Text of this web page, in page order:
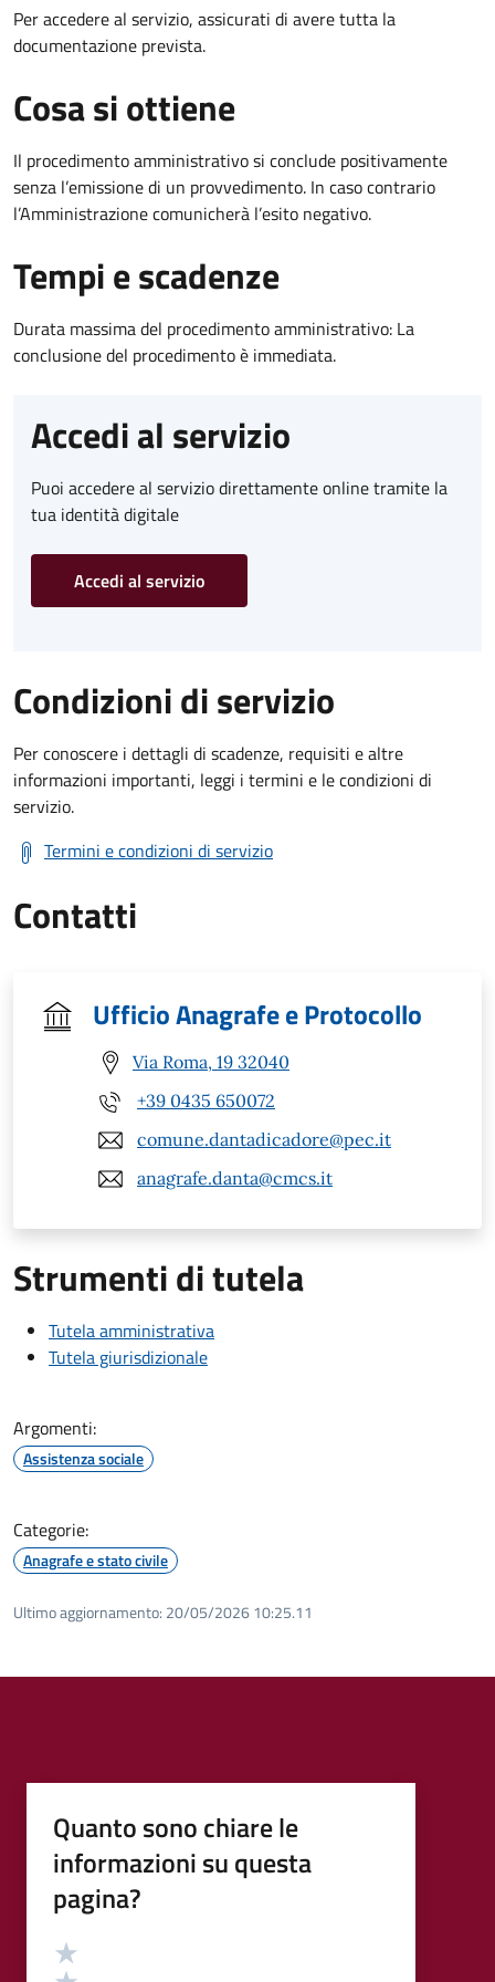
Per accedere al servizio, assicurati di avere tutta la
documentazione prevista.
Cosa si ottiene
Il procedimento amministrativo si conclude positivamente
senza l’emissione di un provvedimento. In caso contrario
l’Amministrazione comunicherà l’esito negativo.
Tempi e scadenze
Durata massima del procedimento amministrativo: La
conclusione del procedimento è immediata.
Accedi al servizio
Puoi accedere al servizio direttamente online tramite la
tua identità digitale
Accedi al servizio
Condizioni di servizio
Per conoscere i dettagli di scadenze, requisiti e altre
informazioni importanti, leggi i termini e le condizioni di
servizio.
Termini e condizioni di servizio
Contatti
Ufficio Anagrafe e Protocollo
Via Roma, 19 32040
+39 0435 650072
comune.dantadicadore@pec.it
anagrafe.danta@cmcs.it
Strumenti di tutela
Tutela amministrativa
Tutela giurisdizionale
Argomenti:
Assistenza sociale
Categorie:
Anagrafe e stato civile
Ultimo aggiornamento: 20/05/2026 10:25.11
Quanto sono chiare le
informazioni su questa
pagina?
Valutazione